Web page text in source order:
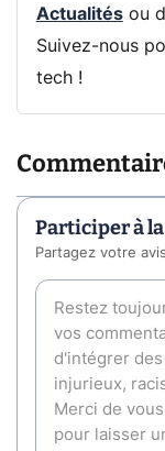
Actualitésou
Suivez-nous
tech !
Participer à
Partagez votre